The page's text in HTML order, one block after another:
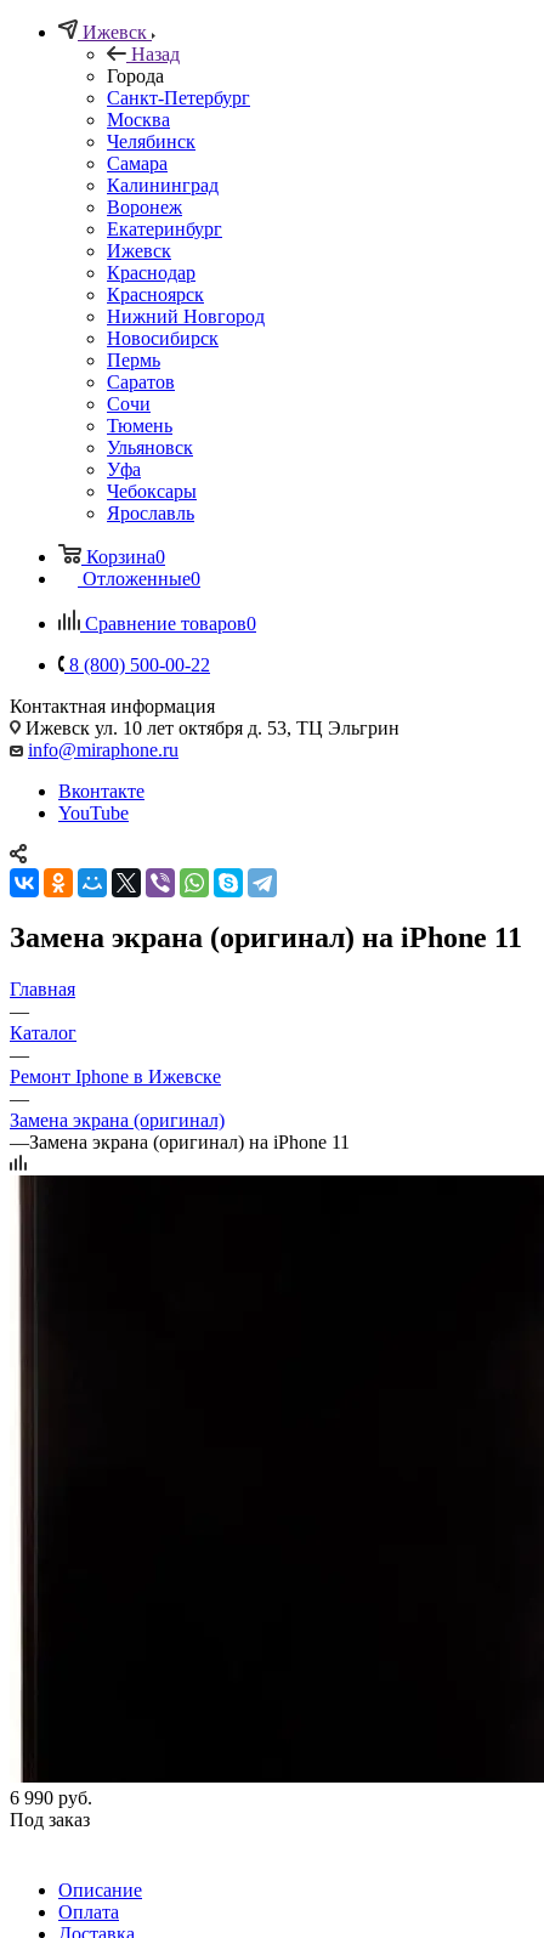
Ижевск
Назад
Города
Санкт-Петербург
Москва
Челябинск
Самара
Калининград
Воронеж
Екатеринбург
Ижевск
Краснодар
Красноярск
Нижний Новгород
Новосибирск
Пермь
Саратов
Сочи
Тюмень
Ульяновск
Уфа
Чебоксары
Ярославль
Корзина0
Отложенные0
Сравнение товаров0
8 (800) 500-00-22
Контактная информация
Ижевск ул. 10 лет октября д. 53, ТЦ Эльгрин
info@miraphone.ru
Вконтакте
YouTube
Замена экрана (оригинал) на iPhone 11
Главная
—
Каталог
—
Ремонт Iphone в Ижевске
—
Замена экрана (оригинал)
—Замена экрана (оригинал) на iPhone 11
6 990 руб.
Под заказ
Описание
Оплата
Доставка